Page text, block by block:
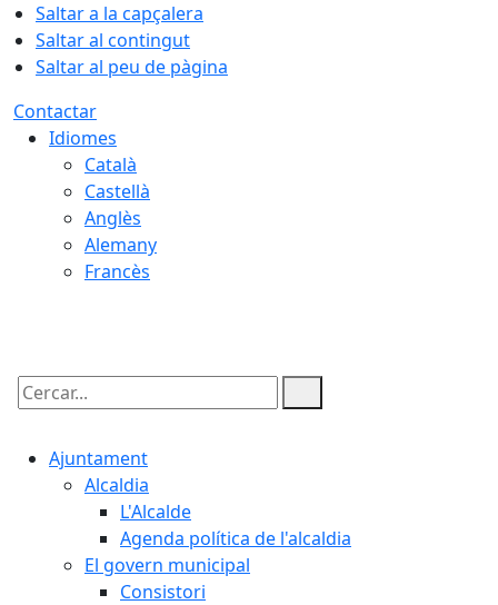
Saltar a la capçalera
Saltar al contingut
Saltar al peu de pàgina
Contactar
Idiomes
Català
Castellà
Anglès
Alemany
Francès
Cercar:
Ajuntament
Alcaldia
L'Alcalde
Agenda política de l'alcaldia
El govern municipal
Consistori